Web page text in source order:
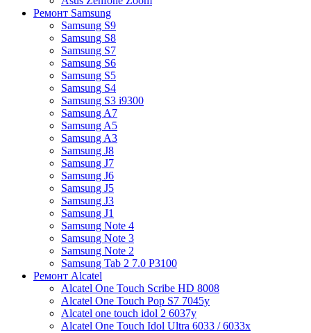
Ремонт Samsung
Samsung S9
Samsung S8
Samsung S7
Samsung S6
Samsung S5
Samsung S4
Samsung S3 i9300
Samsung A7
Samsung A5
Samsung A3
Samsung J8
Samsung J7
Samsung J6
Samsung J5
Samsung J3
Samsung J1
Samsung Note 4
Samsung Note 3
Samsung Note 2
Samsung Tab 2 7.0 P3100
Ремонт Alcatel
Alcatel One Touch Scribe HD 8008
Alcatel One Touch Pop S7 7045y
Alcatel one touch idol 2 6037y
Alcatel One Touch Idol Ultra 6033 / 6033x